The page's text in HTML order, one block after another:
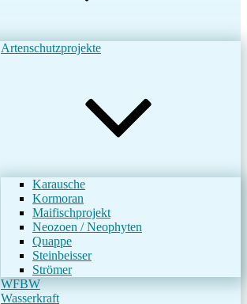
Artenschutzprojekte
Karausche
Kormoran
Maifischprojekt
Neozoen / Neophyten
Quappe
Steinbeisser
Strömer
WFBW
Wasserkraft